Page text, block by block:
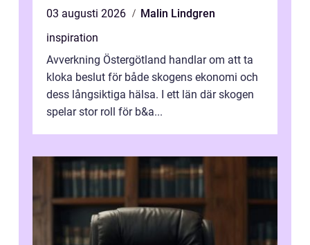
03 augusti 2026
Malin Lindgren
inspiration
Avverkning Östergötland handlar om att ta
kloka beslut för både skogens ekonomi och
dess långsiktiga hälsa. I ett län där skogen
spelar stor roll för b&a...